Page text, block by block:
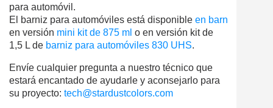
para automóvil.
El
barniz para automóviles está disponible en barniz
en versión mini kit de 875 ml o en versión kit de
1,5 L de barniz para automóviles 830 UHS.
Envíe cualquier pregunta a nuestro técnico que
estará encantado de ayudarle y aconsejarlo para
su proyecto: tech@stardustcolors.com